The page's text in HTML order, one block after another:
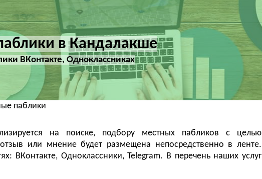
в Кандалакше
ВКонтакте, Одноклассниках
паблики
на поиске, подбору местных пабликов с целью
или мнение будет размещена непосредственно в ленте.
ВКонтакте, Одноклассники, Telegram. В перечень наших услуг